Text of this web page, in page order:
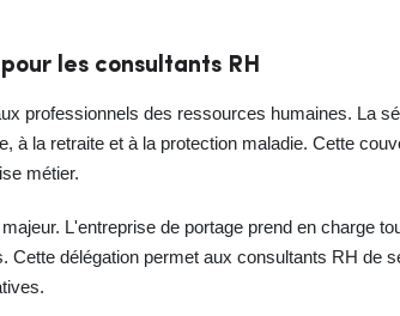
les consultants RH
professionnels des ressources humaines. La
à la retraite et à la protection maladie. Cette
métier.
L'entreprise de portage prend en charge
Cette délégation permet aux consultants RH de